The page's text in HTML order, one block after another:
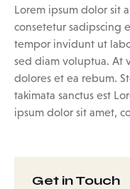
Lorem ipsum dolor sit
consetetur sadipscing
tempor invidunt ut
sed diam voluptua. At
dolores et ea rebum.
takimata sanctus est
ipsum dolor sit amet,
Get in Touch